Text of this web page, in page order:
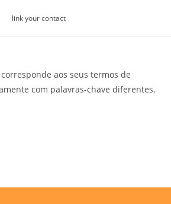
link your contact
aos seus termos de
com palavras-chave diferentes.